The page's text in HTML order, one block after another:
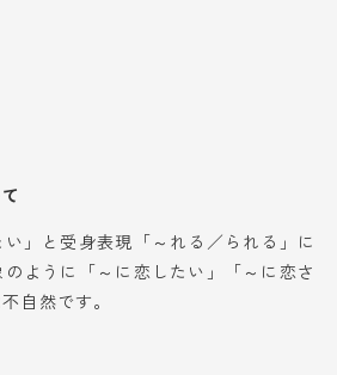
」と受身表現「～れる／られる」に
ように「～に恋したい」「～に恋さ
自然です。